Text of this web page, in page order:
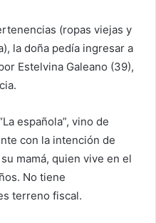
(ropas viejas y
la doña pedía ingresar a
Estelvina Galeano (39),
española”, vino de
con la intención de
mamá, quien vive en el
No tiene
terreno fiscal.